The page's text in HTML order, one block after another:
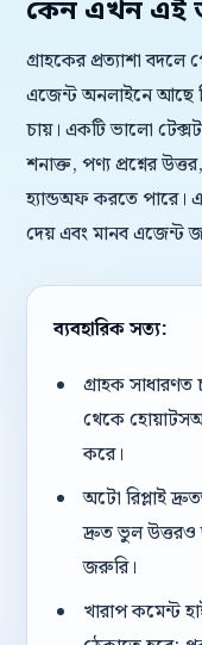
কেন এখন এই
গ্রাহকের প্রত্যাশা
এজেন্ট অনলাইনে আছে
চায়। একটি ভালো
শনাক্ত, পণ্য প্রশ্নের
হ্যান্ডঅফ করতে পারে।
দেয় এবং মানব এজেন্ট
ব্যবহারিক সত্য:
গ্রাহক
থেকে
করে।
অটো রিপ্লাই
দ্রুত ভুল উত্তরও
জরুরি।
খারাপ কমেন্ট